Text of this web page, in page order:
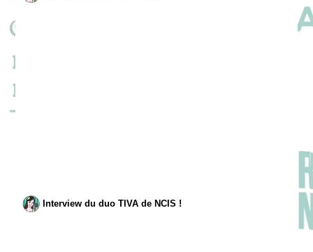
Interview du duo TIVA de NCIS !